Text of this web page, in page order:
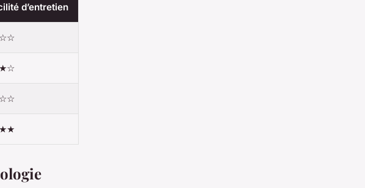
d’entretien